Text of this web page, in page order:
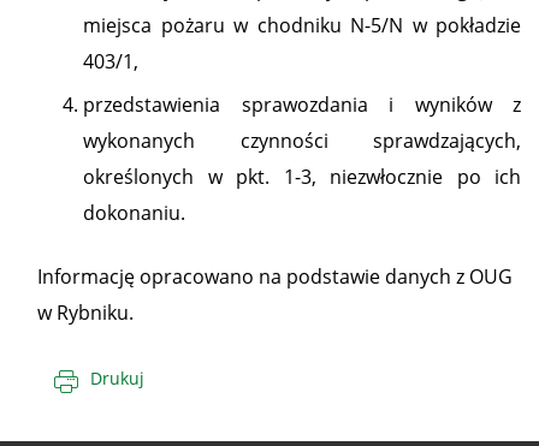
miejsca pożaru w chodniku N-5/N w pokładzie
403/1,
przedstawienia sprawozdania i wyników z
wykonanych czynności sprawdzających,
określonych w pkt. 1-3, niezwłocznie po ich
dokonaniu.
Informację opracowano na podstawie danych z OUG
w Rybniku.
Drukuj